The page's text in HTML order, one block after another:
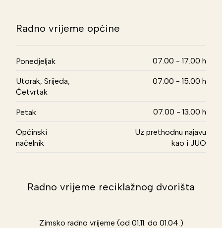
Radno vrijeme općine
Ponedjeljak 07.00 - 17.00 h
Utorak, Srijeda,
Četvrtak
07.00 - 15.00 h
Petak 07.00 - 13.00 h
Općinski
načelnik
Uz prethodnu najavu
kao i JUO
Radno vrijeme reciklažnog dvorišta
Zimsko radno vrijeme (od 01.11. do 01.04.)